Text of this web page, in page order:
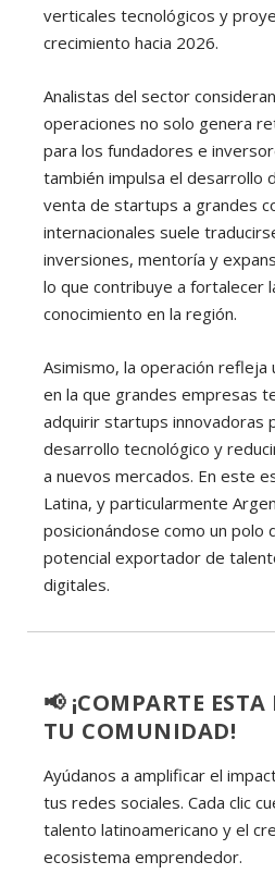
verticales tecnológicos y
crecimiento hacia 2026.
Analistas del sector
operaciones no solo genera
para los fundadores e
también impulsa el desarrollo
venta de startups a grandes
internacionales suele
inversiones, mentoría y
lo que contribuye a fortalecer
conocimiento en la región.
Asimismo, la operación refleja
en la que grandes empresas
adquirir startups innovadoras
desarrollo tecnológico y
a nuevos mercados. En este
Latina, y particularmente
posicionándose como un polo
potencial exportador de
digitales.
📢 ¡COMPARTE
TU COMUNIDAD!
Ayúdanos a amplificar el
tus redes sociales. Cada clic
talento latinoamericano y el
ecosistema emprendedor.